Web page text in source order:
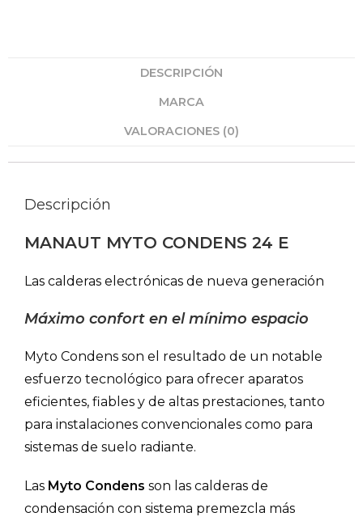
DESCRIPCIÓN
MARCA
VALORACIONES (0)
Descripción
MANAUT MYTO CONDENS 24 E
Las calderas electrónicas de nueva generación
Máximo confort en el mínimo espacio
Myto Condens son el resultado de un notable
esfuerzo tecnológico para ofrecer aparatos
eficientes, fiables y de altas prestaciones, tanto
para instalaciones convencionales como para
sistemas de suelo radiante.
Las Myto Condens son las calderas de
condensación con sistema premezcla más